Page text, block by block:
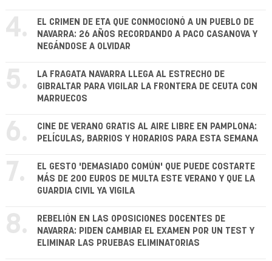
4.
EL CRIMEN DE ETA QUE CONMOCIONÓ A UN PUEBLO DE
NAVARRA: 26 AÑOS RECORDANDO A PACO CASANOVA Y
NEGÁNDOSE A OLVIDAR
5.
LA FRAGATA NAVARRA LLEGA AL ESTRECHO DE
GIBRALTAR PARA VIGILAR LA FRONTERA DE CEUTA CON
MARRUECOS
6.
CINE DE VERANO GRATIS AL AIRE LIBRE EN PAMPLONA:
PELÍCULAS, BARRIOS Y HORARIOS PARA ESTA SEMANA
7.
EL GESTO 'DEMASIADO COMÚN' QUE PUEDE COSTARTE
MÁS DE 200 EUROS DE MULTA ESTE VERANO Y QUE LA
GUARDIA CIVIL YA VIGILA
8.
REBELIÓN EN LAS OPOSICIONES DOCENTES DE
NAVARRA: PIDEN CAMBIAR EL EXAMEN POR UN TEST Y
ELIMINAR LAS PRUEBAS ELIMINATORIAS